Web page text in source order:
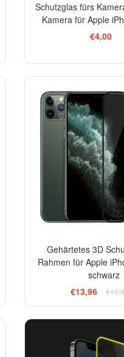
Schutzglas fürs
Kamera für Apple
€4,00
Gehärtetes 3D
Rahmen für Apple
schwarz
€13,96